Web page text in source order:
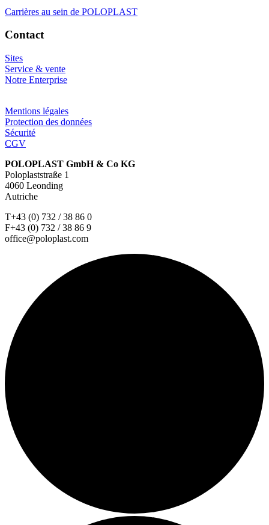
Carrières au sein de POLOPLAST
Contact
Sites
Service & vente
Notre Enterprise
Mentions légales
Protection des données
Sécurité
CGV
POLOPLAST GmbH & Co KG
Poloplaststraße 1
4060 Leonding
Autriche
T+43 (0) 732 / 38 86 0
F+43 (0) 732 / 38 86 9
office@poloplast.com